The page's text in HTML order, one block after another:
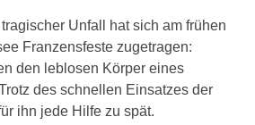
Unfall hat sich am frühen
Franzensfeste zugetragen:
den leblosen Körper eines
des schnellen Einsatzes der
ihn jede Hilfe zu spät.